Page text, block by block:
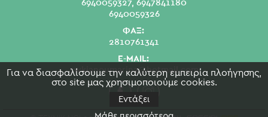
Για να διασφαλίσουμε την καλύτερη εμπειρία πλοήγησης,
στο site μας χρησιμοποιούμε cookies.
Εντάξει
6940059327, 6947841180
6940059326
ΦΑΞ:
2810761341
E-MAIL:
swkianoumarina@hotmail.com